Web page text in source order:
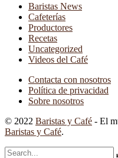
Baristas News
Cafeterías
Productores
Recetas
Uncategorized
Videos del Café
Contacta con nosotros
Política de privacidad
Sobre nosotros
© 2022 Baristas y Café - El
Baristas y Café.